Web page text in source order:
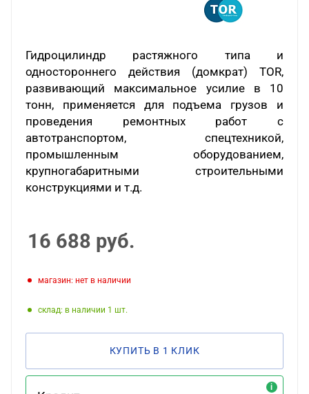
Гидроцилиндр растяжного типа и
одностороннего действия (домкрат) TOR,
развивающий максимальное усилие в 10
тонн, применяется для подъема грузов и
проведения ремонтных работ с
автотранспортом, спецтехникой,
промышленным оборудованием,
крупногабаритными строительными
конструкциями и т.д.
16 688 руб.
Магазин: нет в наличии
Склад: в наличии 1
КУПИТЬ В 1 КЛИК